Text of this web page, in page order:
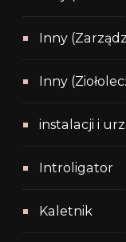
Inny
Inny
instalacji i
Introligator
Kaletnik